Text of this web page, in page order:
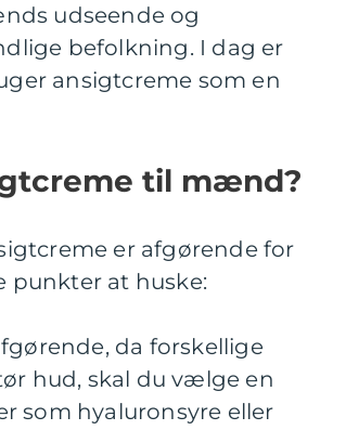
udseende og
befolkning. I dag er
ansigtcreme som en
til mænd?
er afgørende for
punkter at huske:
da forskellige
hud, skal du vælge en
som hyaluronsyre eller